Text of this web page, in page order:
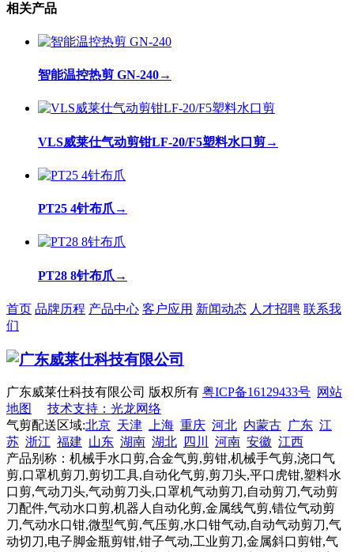
相关产品
智能温控热剪 GN-240→
VLS威莱仕气动剪钳LF-20/F5塑料水口剪→
PT25 4针布爪 →
PT28 8针布爪 →
首页 品牌历程 产品中心 客户应用 新闻动态 人才招聘 联系我
们
广东威莱仕科技有限公司 版权所有 粤ICP备16129433号 网站
地图
技术支持：光龙网络
气剪配送区域:北京 天津 上海 重庆 河北 内蒙古 广东 江
苏 浙江 福建 山东 湖南 湖北 四川 河南 安徽 江西
产品别称：机械手水口剪,合金气剪,剪钳,机械手气剪,浇口气
剪,口罩机剪刀,剪切工具,自动化气剪,剪刀头,平口虎钳,塑料水
口剪,气动刀头,气动剪刀头,口罩机气动剪刀,自动剪刀,气动剪
刀配件,气动水口剪,机器人自动化剪,金属线气剪,错位气动剪
刀,气动水口钳,微型气剪,气压剪,水口钳气动,自动气动剪刀,气
动切刀,电子脚金瓶剪钳,钳子气动,工业剪刀,金属斜口剪钳,气